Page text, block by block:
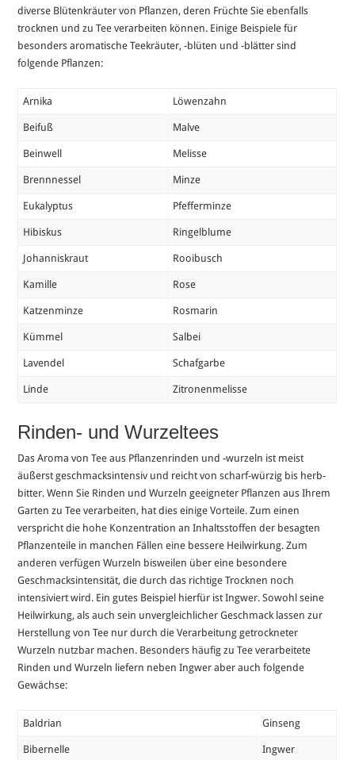
diverse Blütenkräuter von Pflanzen, deren Früchte Sie ebenfalls
trocknen und zu Tee verarbeiten können. Einige Beispiele für
besonders aromatische Teekräuter, -blüten und -blätter sind
folgende Pflanzen:
Arnika Löwenzahn
Beifuß Malve
Beinwell Melisse
Brennnessel Minze
Eukalyptus Pfefferminze
Hibiskus Ringelblume
Johanniskraut Rooibusch
Kamille Rose
Katzenminze Rosmarin
Kümmel Salbei
Lavendel Schafgarbe
Linde Zitronenmelisse
Rinden- und Wurzeltees
Das Aroma von Tee aus Pflanzenrinden und -wurzeln ist meist
äußerst geschmacksintensiv und reicht von scharf-würzig bis herb-
bitter. Wenn Sie Rinden und Wurzeln geeigneter Pflanzen aus Ihrem
Garten zu Tee verarbeiten, hat dies einige Vorteile. Zum einen
verspricht die hohe Konzentration an Inhaltsstoffen der besagten
Pflanzenteile in manchen Fällen eine bessere Heilwirkung. Zum
anderen verfügen Wurzeln bisweilen über eine besondere
Geschmacksintensität, die durch das richtige Trocknen noch
intensiviert wird. Ein gutes Beispiel hierfür ist Ingwer. Sowohl seine
Heilwirkung, als auch sein unvergleichlicher Geschmack lassen zur
Herstellung von Tee nur durch die Verarbeitung getrockneter
Wurzeln nutzbar machen. Besonders häufig zu Tee verarbeitete
Rinden und Wurzeln liefern neben Ingwer aber auch folgende
Gewächse:
Baldrian Ginseng
Bibernelle Ingwer